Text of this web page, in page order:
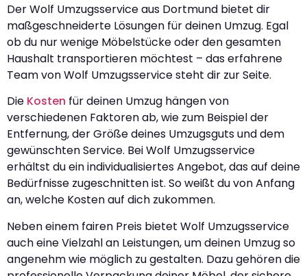
Der Wolf Umzugsservice aus Dortmund bietet dir
maßgeschneiderte Lösungen für deinen Umzug. Egal
ob du nur wenige Möbelstücke oder den gesamten
Haushalt transportieren möchtest – das erfahrene
Team von Wolf Umzugsservice steht dir zur Seite.
Die Kosten für deinen Umzug hängen von
verschiedenen Faktoren ab, wie zum Beispiel der
Entfernung, der Größe deines Umzugsguts und dem
gewünschten Service. Bei Wolf Umzugsservice
erhältst du ein individualisiertes Angebot, das auf deine
Bedürfnisse zugeschnitten ist. So weißt du von Anfang
an, welche Kosten auf dich zukommen.
Neben einem fairen Preis bietet Wolf Umzugsservice
auch eine Vielzahl an Leistungen, um deinen Umzug so
angenehm wie möglich zu gestalten. Dazu gehören die